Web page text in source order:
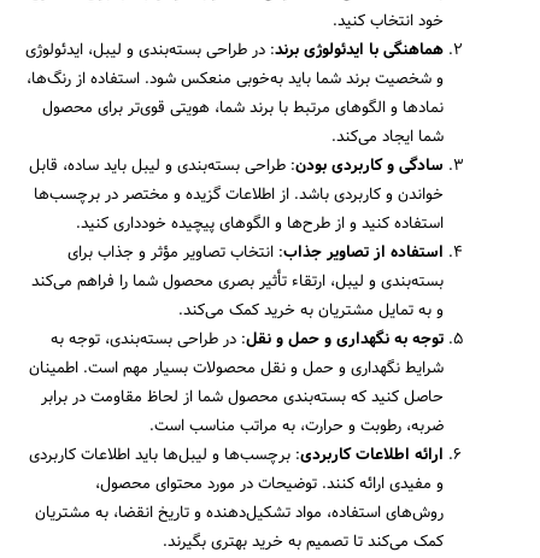
خود انتخاب کنید.
هماهنگی با ایدئولوژی برند: در طراحی بسته‌بندی و لیبل، ایدئولوژی
و شخصیت برند شما باید به‌خوبی منعکس شود. استفاده از رنگ‌ها،
نمادها و الگوهای مرتبط با برند شما، هویتی قوی‌تر برای محصول
شما ایجاد می‌کند.
سادگی و کاربردی بودن: طراحی بسته‌بندی و لیبل باید ساده، قابل
خواندن و کاربردی باشد. از اطلاعات گزیده و مختصر در برچسب‌ها
استفاده کنید و از طرح‌ها و الگوهای پیچیده خودداری کنید.
استفاده از تصاویر جذاب: انتخاب تصاویر مؤثر و جذاب برای
بسته‌بندی و لیبل، ارتقاء تأثیر بصری محصول شما را فراهم می‌کند
و به تمایل مشتریان به خرید کمک می‌کند.
توجه به نگهداری و حمل و نقل: در طراحی بسته‌بندی، توجه به
شرایط نگهداری و حمل و نقل محصولات بسیار مهم است. اطمینان
حاصل کنید که بسته‌بندی محصول شما از لحاظ مقاومت در برابر
ضربه، رطوبت و حرارت، به مراتب مناسب است.
ارائه اطلاعات کاربردی: برچسب‌ها و لیبل‌ها باید اطلاعات کاربردی
و مفیدی ارائه کنند. توضیحات در مورد محتوای محصول،
روش‌های استفاده، مواد تشکیل‌دهنده و تاریخ انقضا، به مشتریان
کمک می‌کند تا تصمیم به خرید بهتری بگیرند.